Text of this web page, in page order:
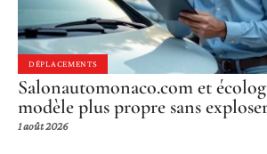
DÉPLACEMENTS
Salonautomonaco.com et
modèle plus propre sans
1 août 2026